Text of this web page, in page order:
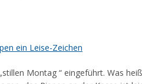
Montag “ eingeführt. Was